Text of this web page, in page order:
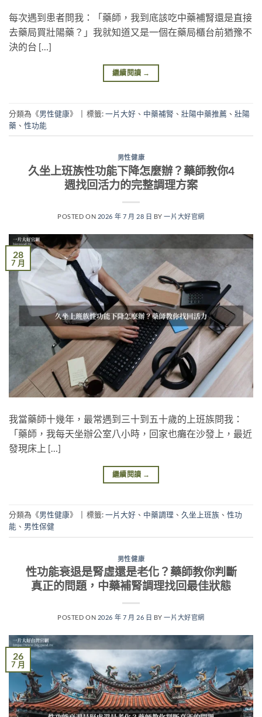
每次遇到患者問我：「藥師，我到底該吃中藥補腎還是直接
去藥局買壯陽藥？」我就知道又是一個在藥局櫃台前猶豫不
決的台 […]
繼續閱讀 →
分類為《男性健康》 標籤:一片大好 、 中藥補腎 、 壯陽中藥推薦 、 壯陽
藥 、 性功能
男性健康
久坐上班族性功能下降怎麼辦？藥師教你4
週找回活力的完整調理方案
POSTED ON 2026 年 7 月 28 日 BY一片大好官網
28
7 月
我當藥師十幾年，最常遇到三十到五十歲的上班族問我：
「藥師，我每天坐辦公室八小時，回家也癱在沙發上，最近
發現床上 […]
繼續閱讀 →
分類為《男性健康》 標籤:一片大好 、 中藥調理 、 久坐上班族 、 性功
能 、 男性保健
男性健康
性功能衰退是腎虛還是老化？藥師教你判斷
真正的問題，中藥補腎調理找回最佳狀態
POSTED ON 2026 年 7 月 26 日 BY一片大好官網
26
7 月